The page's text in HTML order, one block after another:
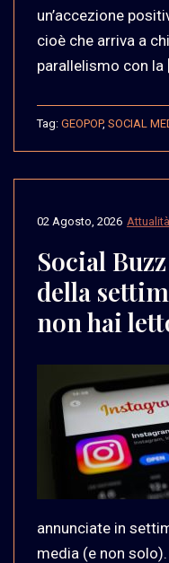
un’accezione
cioè che arriva a
parallelismo con la
Tag: GEOPOP, SOCIAL
Attualità
02 Agosto, 2026
Social
della
non hai
annunciate in
media (e non